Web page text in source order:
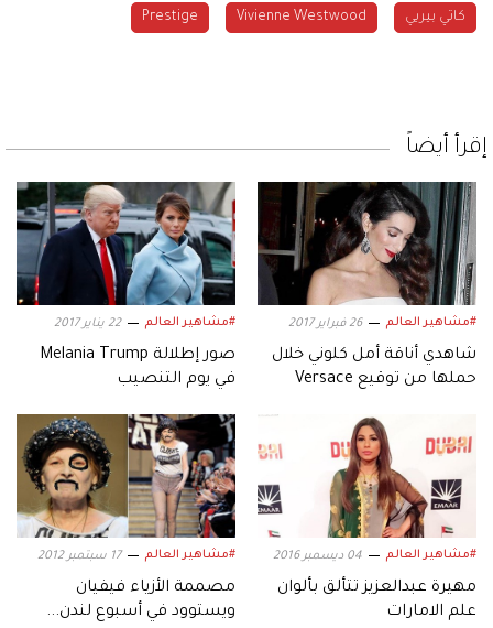
كاتي بيريي Vivienne Westwood
Prestige
إقرأ أيضاً
#مشاهير العالم 26 فبراير 2017
شاهدي أناقة أمل كلوني خلال
حملها من توقيع Versace
#مشاهير العالم 22 يناير 2017
صور إطلالة Melania Trump
في يوم التنصيب
#مشاهير العالم 04 ديسمبر 2016
مهيرة عبدالعزيز تتألق بألوان
علم الامارات
#مشاهير العالم 17 سبتمبر 2012
مصممة الأزياء فيفيان
ويستوود في أسبوع لندن...